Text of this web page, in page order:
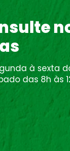
à sexta
das 8h às